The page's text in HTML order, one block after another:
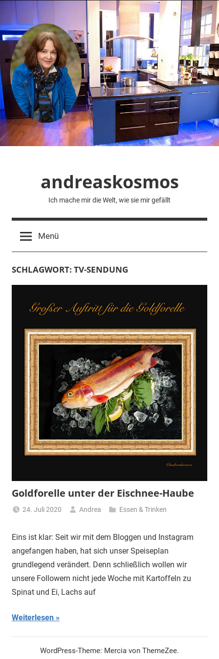
Inhalt
springen
andreaskosmos
Ich mache mir die Welt, wie sie mir gefällt
Menü
SCHLAGWORT: TV-SENDUNG
Goldforelle unter der Eischnee-Haube
24. Juli 2020 Andrea Essen & Trinken
Eins ist klar: Seit wir mit dem Bloggen und Instagram
angefangen haben, hat sich unser Speiseplan
grundlegend verändert. Denn schließlich wollen wir
unsere Followern nicht jede Woche mit Kartoffeln zu
Spinat und Ei, Lachs auf
Weiterlesen
WordPress-Theme: Mercia von ThemeZee.